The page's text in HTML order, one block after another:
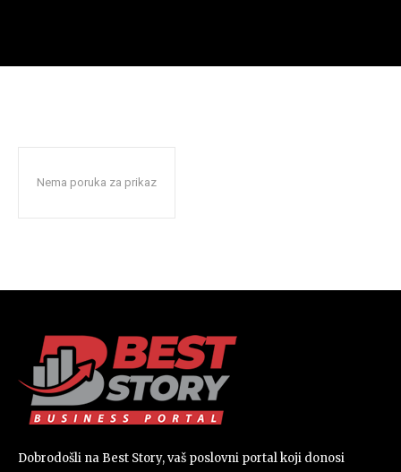
Nema poruka za prikaz
Dobrodošli na Best Story, vaš poslovni portal koji donosi